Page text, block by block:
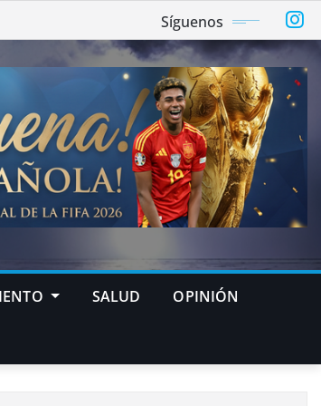
Síguenos
SALUD OPINIÓN